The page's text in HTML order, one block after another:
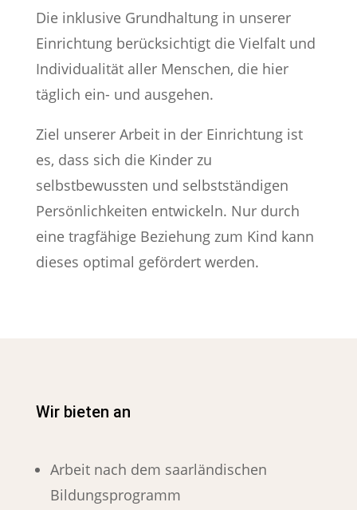
Die inklusive Grundhaltung in unserer
Einrichtung berücksichtigt die Vielfalt und
Individualität aller Menschen, die hier
täglich ein- und ausgehen.
Ziel unserer Arbeit in der Einrichtung ist
es, dass sich die Kinder zu
selbstbewussten und selbstständigen
Persönlichkeiten entwickeln. Nur durch
eine tragfähige Beziehung zum Kind kann
dieses optimal gefördert werden.
Wir bieten an
Arbeit nach dem saarländischen
Bildungsprogramm